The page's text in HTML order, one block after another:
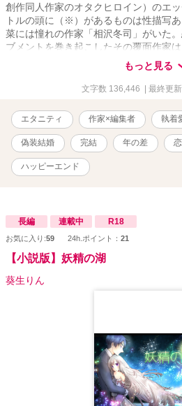
創作同人作家のオタクヒロイン）のエ
トルの頭に（※）があるものは性描写
菜には憧れの作家「相沢冬司」がいた
ブメントを巻き起こしたその覆面作家
消した。時は過ぎ、陽菜は立派なオタ
己のミスのせいで職場でオタバレ、同
った陽菜は退職を余儀なくされる。 し
イと思いきや…？ 陽菜に待っていたの
集者」という、処女の彼女にとって知
知な洗礼だった。 しかも担当作家とし
という官能小説家は数日前に出会った
コで――！？ もうずっと作品を書いて
家が陽菜に提案したのは、「作品のた
い。それも、より詳細に。新作の参考
しては、これは同意の上であり、れっ
の提案だと思うんだが……どうだい？
ってそれって…それってまさか、この
男の手によって開発される日々のはじ
いのでR18シーンを中心に改稿しこち
もっと見る
文字数 136,446 | 最終更
エタニティ 作家×編集者 執着
偽装結婚 完結 年の差
ハッピーエンド
長編 連載中 R18
お気に入り:59 24h.ポイント： 21
【小説版】妖精の湖
葵生りん